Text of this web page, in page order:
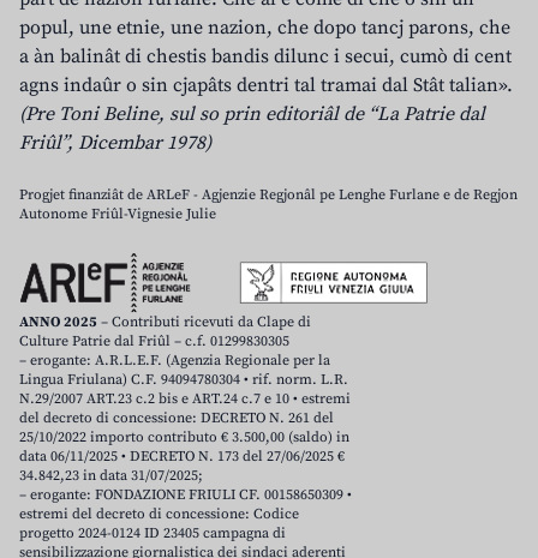
popul, une etnie, une nazion, che dopo tancj parons, che
a àn balinât di chestis bandis dilunc i secui, cumò di cent
agns indaûr o sin cjapâts dentri tal tramai dal Stât talian».
(Pre Toni Beline, sul so prin editoriâl de “La Patrie dal
Friûl”, Dicembar 1978)
Progjet finanziât de ARLeF - Agjenzie Regjonâl pe Lenghe Furlane e de Regjon
Autonome Friûl-Vignesie Julie
ANNO 2025 – Contributi ricevuti da Clape di
Culture Patrie dal Friûl – c.f. 01299830305
– erogante: A.R.L.E.F. (Agenzia Regionale per la
Lingua Friulana) C.F. 94094780304 • rif. norm. L.R.
N.29/2007 ART.23 c.2 bis e ART.24 c.7 e 10 • estremi
del decreto di concessione: DECRETO N. 261 del
25/10/2022 importo contributo € 3.500,00 (saldo) in
data 06/11/2025 • DECRETO N. 173 del 27/06/2025 €
34.842,23 in data 31/07/2025;
– erogante: FONDAZIONE FRIULI CF. 00158650309 •
estremi del decreto di concessione: Codice
progetto 2024-0124 ID 23405 campagna di
sensibilizzazione giornalistica dei sindaci aderenti